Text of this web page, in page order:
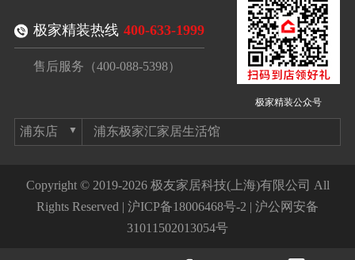
极家精装热线 400-633-1999
售后服务（400-088-5398）
极家精装公众号
浦东极家汇家居生活馆
Copyright © 2019-2026 极友家居科技(上海)有限公司 All
Rights Reserved | 沪ICP备18006468号-2 | 沪公网安备
31011502013054号